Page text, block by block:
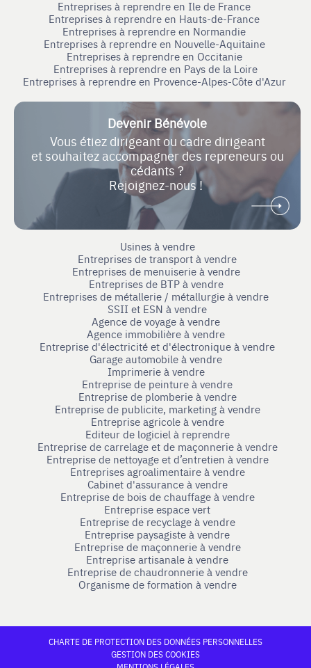
Entreprises à reprendre en Ile de France
Entreprises à reprendre en Hauts-de-France
Entreprises à reprendre en Normandie
Entreprises à reprendre en Nouvelle-Aquitaine
Entreprises à reprendre en Occitanie
Entreprises à reprendre en Pays de la Loire
Entreprises à reprendre en Provence-Alpes-Côte d'Azur
Devenir Bénévole
Vous étiez dirigeant ou cadre dirigeant
et souhaitez accompagner des repreneurs ou
cédants ?
Rejoignez-nous !
Usines à vendre
Entreprises de transport à vendre
Entreprises de menuiserie à vendre
Entreprises de BTP à vendre
Entreprises de métallerie / métallurgie à vendre
SSII et ESN à vendre
Agence de voyage à vendre
Agence immobilière à vendre
Entreprise d'électricité et d'électronique à vendre
Garage automobile à vendre
Imprimerie à vendre
Entreprise de peinture à vendre
Entreprise de plomberie à vendre
Entreprise de publicite, marketing à vendre
Entreprise agricole à vendre
Editeur de logiciel à reprendre
Entreprise de carrelage et de maçonnerie à vendre
Entreprise de nettoyage et d’entretien à vendre
Entreprises agroalimentaire à vendre
Cabinet d'assurance à vendre
Entreprise de bois de chauffage à vendre
Entreprise espace vert
Entreprise de recyclage à vendre
Entreprise paysagiste à vendre
Entreprise de maçonnerie à vendre
Entreprise artisanale à vendre
Entreprise de chaudronnerie à vendre
Organisme de formation à vendre
CHARTE DE PROTECTION DES DONNÉES PERSONNELLES
GESTION DES COOKIES